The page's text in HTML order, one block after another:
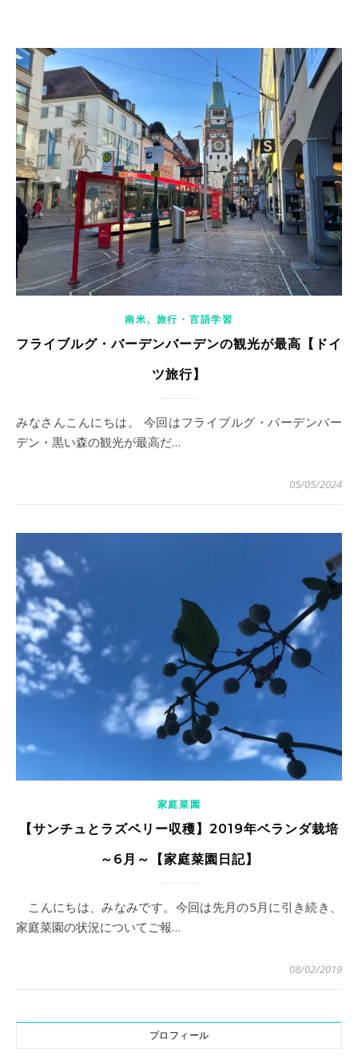
南米, 旅行・言語学習
フライブルグ・バーデンバーデンの観光が最高【ドイ
ツ旅行】
みなさんこんにちは。 今回はフライブルグ・バーデンバー
デン・黒い森の観光が最高だ…
05/05/2024
家庭菜園
【サンチュとラズベリー収穫】2019年ベランダ栽培
～6月～【家庭菜園日記】
こんにちは、みなみです。今回は先月の5月に引き続き、
家庭菜園の状況についてご報…
08/02/2019
プロフィール